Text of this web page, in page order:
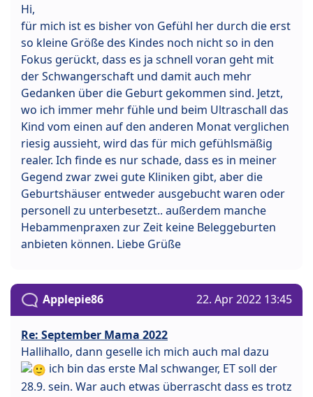
Hi,
für mich ist es bisher von Gefühl her durch die erst
so kleine Größe des Kindes noch nicht so in den
Fokus gerückt, dass es ja schnell voran geht mit
der Schwangerschaft und damit auch mehr
Gedanken über die Geburt gekommen sind. Jetzt,
wo ich immer mehr fühle und beim Ultraschall das
Kind vom einen auf den anderen Monat verglichen
riesig aussieht, wird das für mich gefühlsmäßig
realer. Ich finde es nur schade, dass es in meiner
Gegend zwar zwei gute Kliniken gibt, aber die
Geburtshäuser entweder ausgebucht waren oder
personell zu unterbesetzt.. außerdem manche
Hebammenpraxen zur Zeit keine Beleggeburten
anbieten können. Liebe Grüße
Applepie86 22. Apr 2022 13:45
Re: September Mama 2022
Hallihallo, dann geselle ich mich auch mal dazu
ich bin das erste Mal schwanger, ET soll der
28.9. sein. War auch etwas überrascht dass es trotz